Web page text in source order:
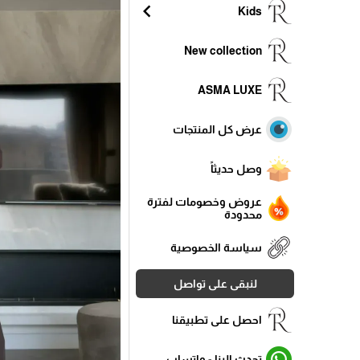
Kids
chevron_left
New collection
ASMA LUXE
عرض كل المنتجات
وصل حديثاً
عروض وخصومات لفترة
محدودة
سياسة الخصوصية
لنبقى على تواصل
احصل على تطبيقنا